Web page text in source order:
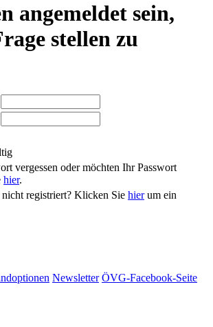
angemeldet sein,
stellen zu
vergessen oder möchten Ihr Passwort
hier.
nicht registriert? Klicken Sie hierum ein
Newsletter ÖVG-Facebook-Seite